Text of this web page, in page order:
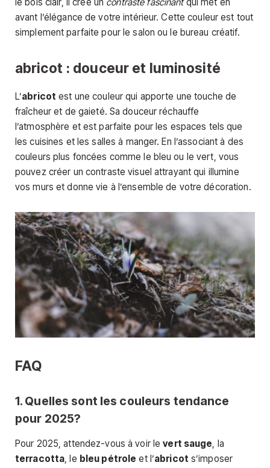
avant l’élégance de votre intérieur. Cette couleur est tout
simplement parfaite pour le salon ou le bureau créatif.
abricot : douceur et luminosité
L’abricot est une couleur qui apporte une touche de
fraîcheur et de gaieté. Sa douceur réchauffe
l’atmosphère et est parfaite pour les espaces tels que
les cuisines et les salles à manger. En l’associant à des
couleurs plus foncées comme le bleu ou le vert, vous
pouvez créer un contraste visuel attrayant qui illumine
vos murs et donne vie à l’ensemble de votre décoration.
FAQ
1. Quelles sont les couleurs tendance
pour 2025?
Pour 2025, attendez-vous à voir levert sauge, la
terracotta, le bleu pétrole et l’abricot s’imposer